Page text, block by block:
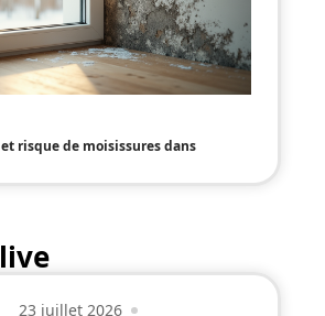
risque de moisissures dans
23 juillet 2026